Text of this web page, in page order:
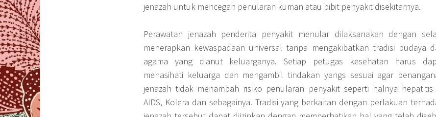
jenazah untuk mencegah penularan kuman atau bibit penyakit disekitarnya.
Perawatan jenazah penderita penyakit menular dilaksanakan dengan
menerapkan kewaspadaan universal tanpa mengakibatkan tradisi budaya
agama yang dianut keluarganya. Setiap petugas kesehatan harus
menasihati keluarga dan mengambil tindakan yangs sesuai agar
jenazah tidak menambah risiko penularan penyakit seperti halnya hepatitis
AIDS, Kolera dan sebagainya. Tradisi yang berkaitan dengan perlakuan